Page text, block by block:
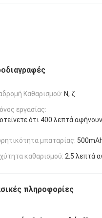
Καθαρισμού: Ν, ζ
εργασίας:
ότι 400 λεπτά
μπαταρίας:
καθαρισμού: 2.5 λεπτά
πληροφορίες